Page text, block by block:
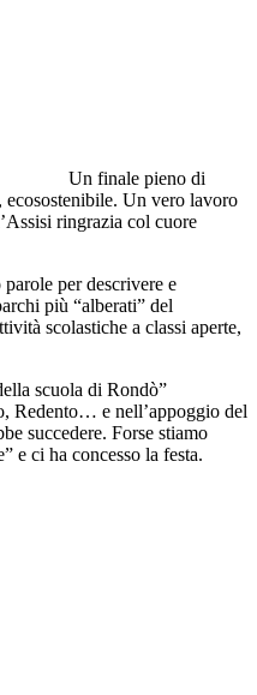
Un finale pieno di
Un vero lavoro
ringrazia col cuore
per descrivere e
più “alberati” del
scolastiche a classi aperte,
scuola di Rondò”
Redento… e nell’appoggio del
succedere. Forse stiamo
e ci ha concesso la festa.